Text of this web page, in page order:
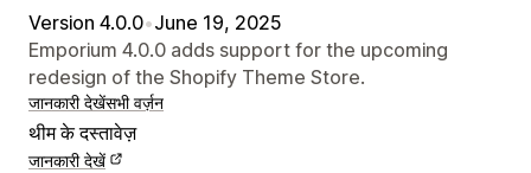
Version 4.0.0•June 19, 2025
Emporium 4.0.0 adds support for the upcoming
redesign of the Shopify Theme Store.
जानकारी देखेंसभी वर्ज़न
थीम के दस्तावेज़
जानकारी देखें